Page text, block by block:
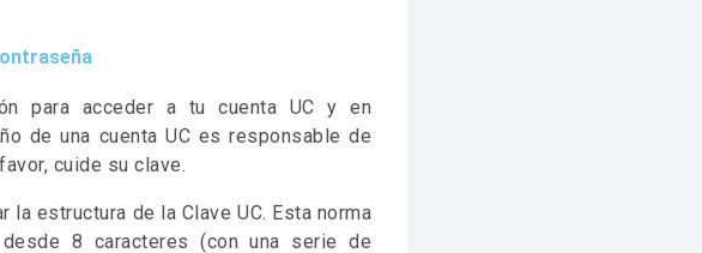
para acceder a tu cuenta UC y en
de una cuenta UC es responsable de
cuide su clave.
la estructura de la Clave UC. Esta norma
8 caracteres (con una serie de